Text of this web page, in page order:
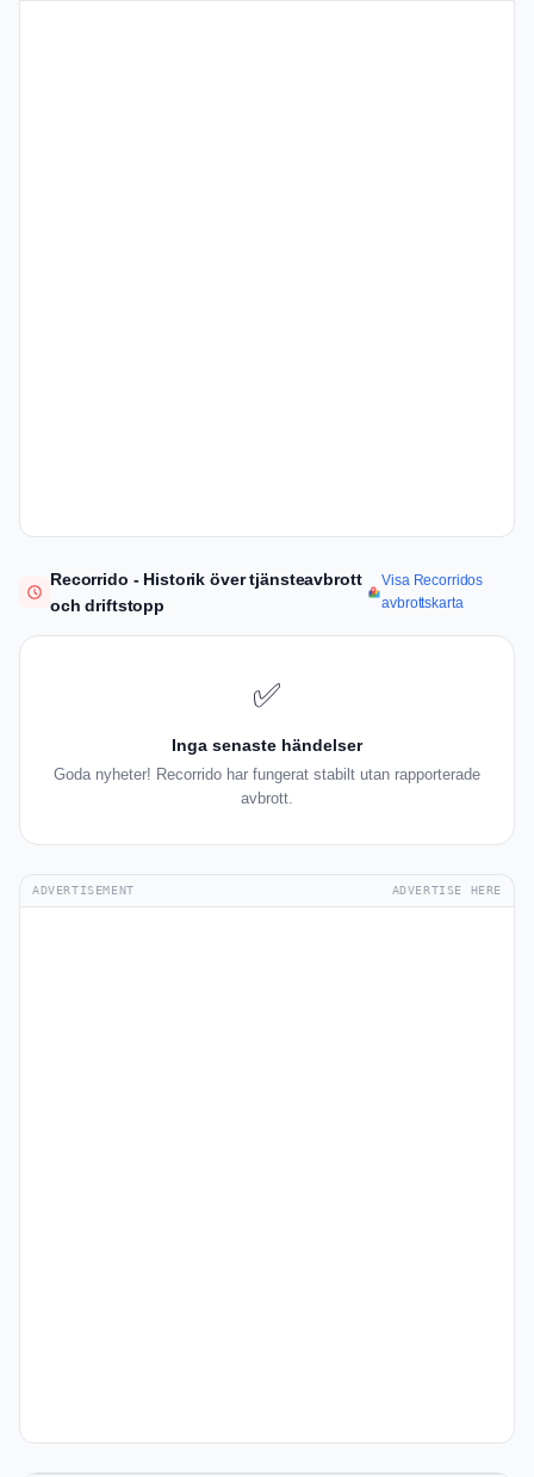
Recorrido - Historik över tjänsteavbrott
och driftstopp
Visa Recorridos
avbrottskarta
✅
Inga senaste händelser
Goda nyheter! Recorrido har fungerat stabilt utan rapporterade
avbrott.
ADVERTISEMENT ADVERTISE HERE